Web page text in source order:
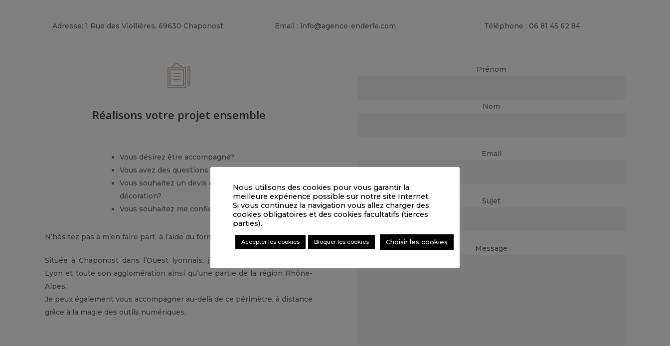
Adresse: 1 Rue des Viollières, 69630 Chaponost Email : info@agence-enderle.com Téléphone : 06 81 45 62 84
Réalisons votre projet ensemble
Vous désirez être accompagné?
Vous avez des questions en décoration d’intérieur?
Vous souhaitez un devis en aménagement et
décoration?
Vous souhaitez me confier votre projet déco?
N’hésitez pas à m’en faire part à l’aide du formulaire ci-contre.
Située à Chaponost dans l’Ouest lyonnais, j’ai le plaisir d’intervenir sur
Lyon et toute son agglomération ainsi qu’une partie de la région Rhône-
Alpes.
Je peux également vous accompagner au-delà de ce périmètre, à distance
grâce à la magie des outils numériques.
Prénom
Nom
Email
Sujet
Message
Nous utilisons des cookies pour vous garantir la
meilleure expérience possible sur notre site Internet.
Si vous continuez la navigation vous allez charger des
cookies obligatoires et des cookies facultatifs (tierces
parties).
Accepter les cookies Bloquer les cookies Choisir les cookies